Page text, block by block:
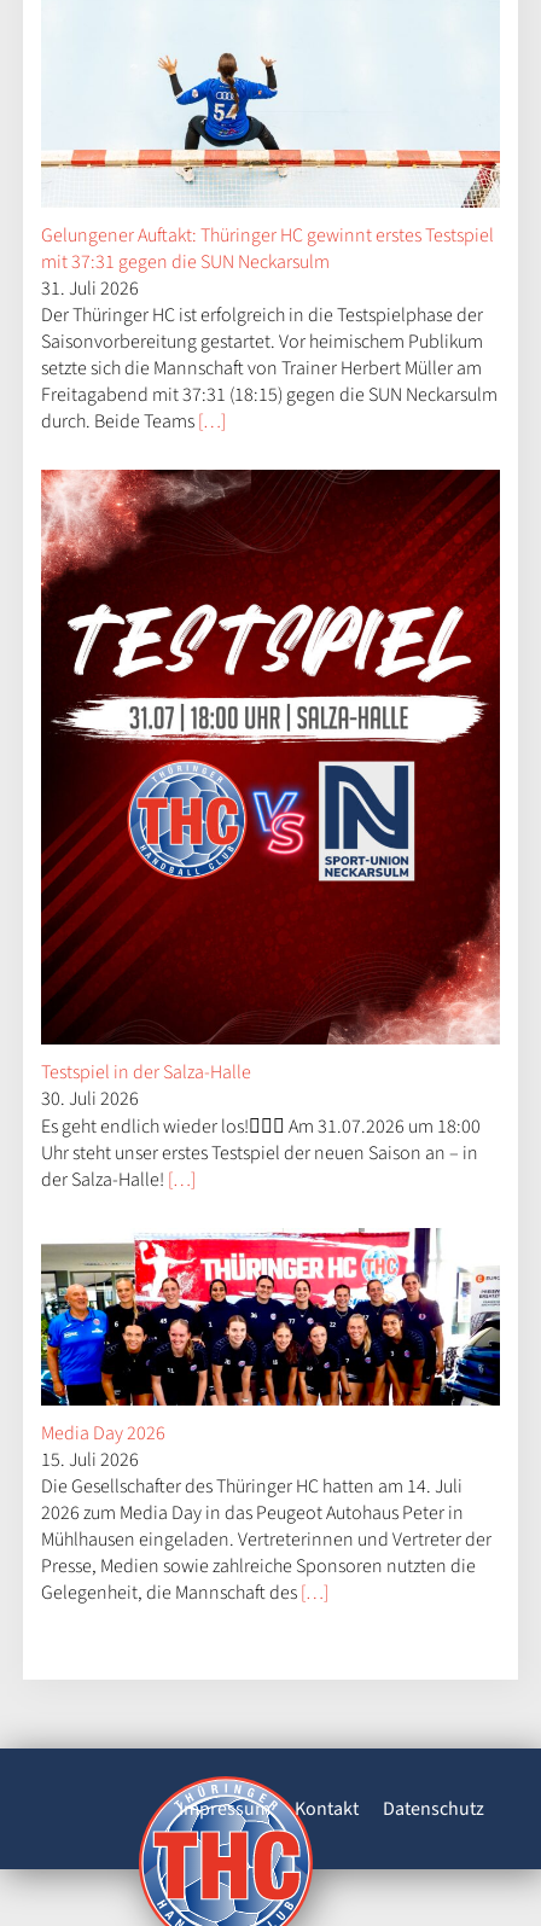
Gelungener Auftakt: Thüringer HC gewinnt erstes Testspiel
mit 37:31 gegen die SUN Neckarsulm
31. Juli 2026
Der Thüringer HC ist erfolgreich in die Testspielphase der
Saisonvorbereitung gestartet. Vor heimischem Publikum
setzte sich die Mannschaft von Trainer Herbert Müller am
Freitagabend mit 37:31 (18:15) gegen die SUN Neckarsulm
durch. Beide Teams[…]
Testspiel in der Salza-Halle
30. Juli 2026
Es geht endlich wieder los!😮‍💨🤝 Am 31.07.2026 um 18:00
Uhr steht unser erstes Testspiel der neuen Saison an – in
der Salza-Halle! […]
Media Day 2026
15. Juli 2026
Die Gesellschafter des Thüringer HC hatten am 14. Juli
2026 zum Media Day in das Peugeot Autohaus Peter in
Mühlhausen eingeladen. Vertreterinnen und Vertreter der
Presse, Medien sowie zahlreiche Sponsoren nutzten die
Gelegenheit, die Mannschaft des[…]
Impressum Kontakt Datenschutz